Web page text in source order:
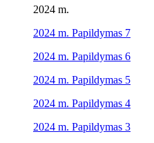
2024 m.
2024 m. Papildymas 7
2024 m. Papildymas 6
2024 m. Papildymas 5
2024 m. Papildymas 4
2024 m. Papildymas 3